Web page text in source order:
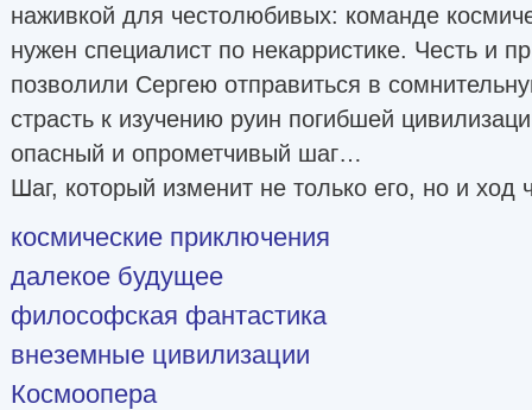
наживкой для честолюбивых: команде
нужен специалист по некарристике. Честь и
позволили Сергею отправиться в
страсть к изучению руин погибшей
опасный и опрометчивый шаг…
Шаг, который изменит не только его, но и ход
космические приключения
далекое будущее
философская фантастика
внеземные цивилизации
Космоопера